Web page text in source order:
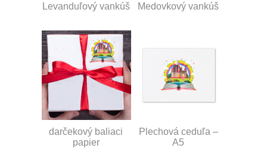
Levanduľový vankúš Medovkový vankúš
darčekový baliaci
papier
Plechová ceduľa –
A5